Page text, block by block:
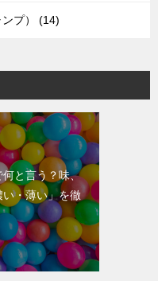
プ） (14)
と言う？味、
・薄い」を徹